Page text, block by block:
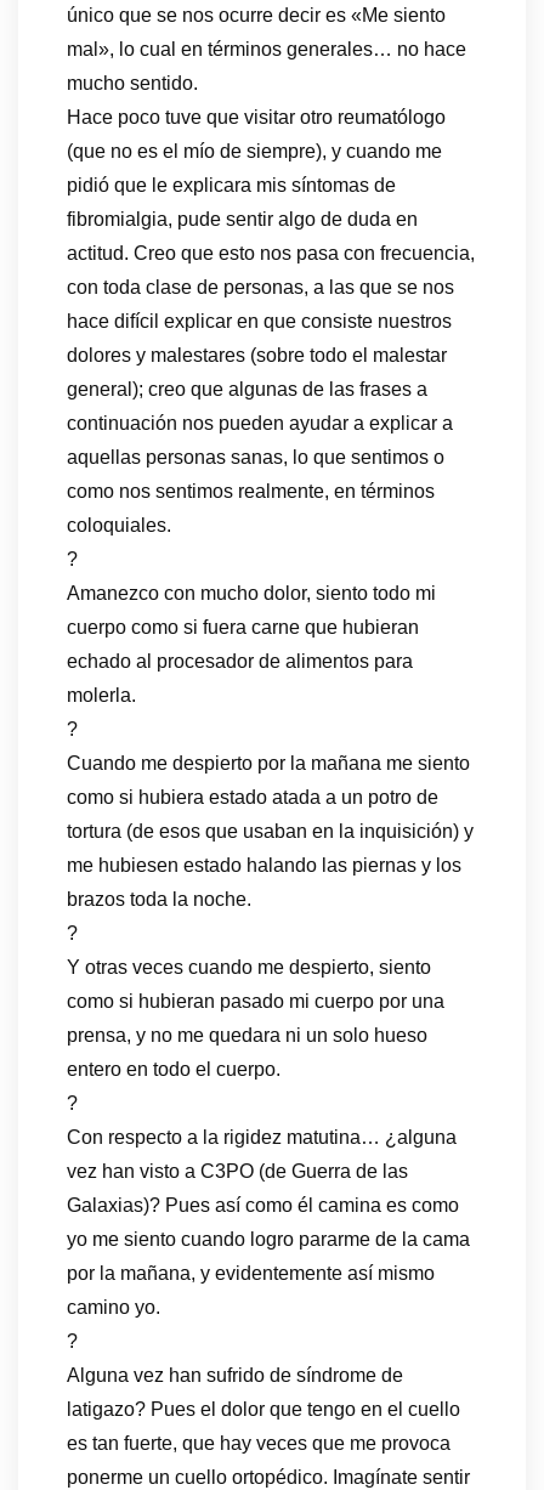
único que se nos ocurre decir es «Me siento
mal», lo cual en términos generales… no hace
mucho sentido.
Hace poco tuve que visitar otro reumatólogo
(que no es el mío de siempre), y cuando me
pidió que le explicara mis síntomas de
fibromialgia, pude sentir algo de duda en
actitud. Creo que esto nos pasa con frecuencia,
con toda clase de personas, a las que se nos
hace difícil explicar en que consiste nuestros
dolores y malestares (sobre todo el malestar
general); creo que algunas de las frases a
continuación nos pueden ayudar a explicar a
aquellas personas sanas, lo que sentimos o
como nos sentimos realmente, en términos
coloquiales.
?
Amanezco con mucho dolor, siento todo mi
cuerpo como si fuera carne que hubieran
echado al procesador de alimentos para
molerla.
?
Cuando me despierto por la mañana me siento
como si hubiera estado atada a un potro de
tortura (de esos que usaban en la inquisición) y
me hubiesen estado halando las piernas y los
brazos toda la noche.
?
Y otras veces cuando me despierto, siento
como si hubieran pasado mi cuerpo por una
prensa, y no me quedara ni un solo hueso
entero en todo el cuerpo.
?
Con respecto a la rigidez matutina… ¿alguna
vez han visto a C3PO (de Guerra de las
Galaxias)? Pues así como él camina es como
yo me siento cuando logro pararme de la cama
por la mañana, y evidentemente así mismo
camino yo.
?
Alguna vez han sufrido de síndrome de
latigazo? Pues el dolor que tengo en el cuello
es tan fuerte, que hay veces que me provoca
ponerme un cuello ortopédico. Imagínate sentir